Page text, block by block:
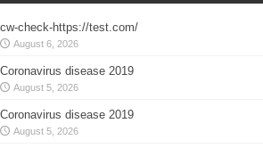
cw-check-https://test.com/
August 6, 2026
Coronavirus disease 2019
August 5, 2026
Coronavirus disease 2019
August 5, 2026